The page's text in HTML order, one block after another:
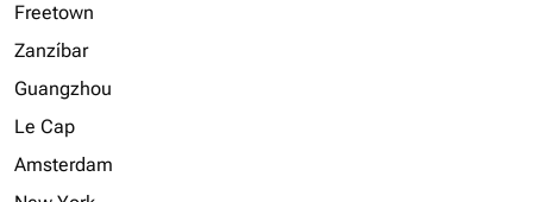
Freetown
Zanzíbar
Guangzhou
Le Cap
Amsterdam